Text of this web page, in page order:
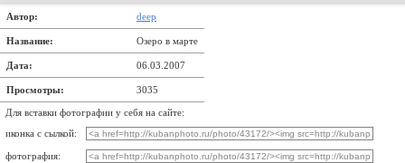
Автор: deep
Название: Озеро в марте
Дата: 06.03.2007
Просмотры: 3035
Для вставки фотографии у себя на сайте:
иконка с сылкой:
фотография: